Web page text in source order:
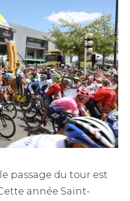
passage du tour est
année Saint-